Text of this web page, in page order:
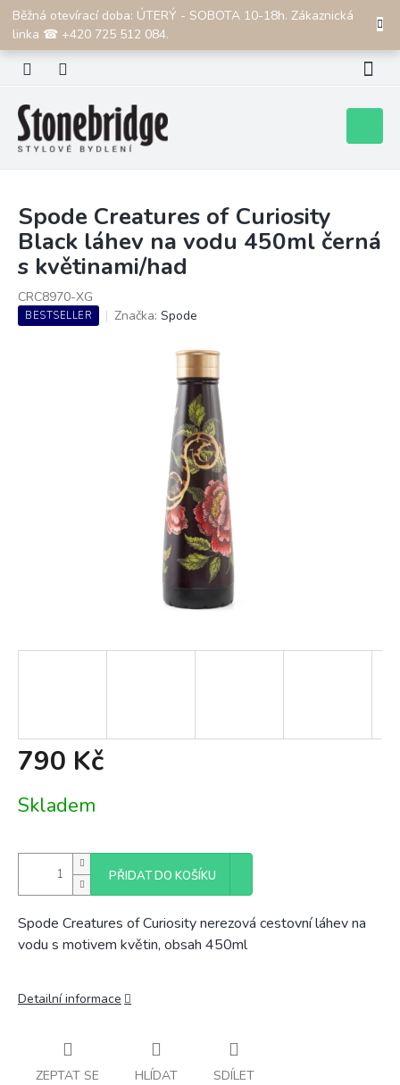
Přejít
obsah
Běžná otevírací doba: ÚTERÝ - SOBOTA 10-18h. Zákaznická
linka ☎ +420 725 512 084.
CZK
košík
Spode Creatures of Curiosity
Black láhev na vodu 450ml černá
s květinami/had
CRC8970-XG
BESTSELLER Značka: Spode
790 Kč
cena:
Skladem
PŘIDAT DO KOŠÍKU
Spode Creatures of Curiosity nerezová cestovní láhev na
vodu s motivem květin, obsah 450ml
Detailní informace
ZEPTAT SE HLÍDAT SDÍLET